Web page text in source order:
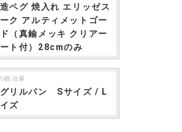
ペグ 焼入れ エリッゼス
ク アルティメットゴー
（真鍮メッキ クリアー
ト付）28cmのみ
鍛冶屋
リルパン Sサイズ / L
ズ